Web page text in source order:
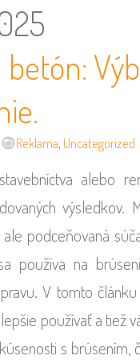
Reklama, Uncategorized
alebo
podceňovaná
používa na
V tomto
používať a tiež
s